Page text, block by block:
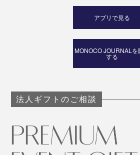
アプリで見る
MONOCO JOURNALを
する
法人ギフトのご相談